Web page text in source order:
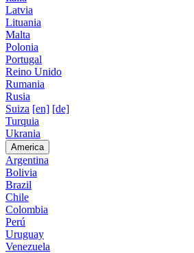
Latvia
Lituania
Malta
Polonia
Portugal
Reino Unido
Rumania
Rusia
Suiza [en] [de]
Turquia
Ukrania
America
Argentina
Bolivia
Brazil
Chile
Colombia
Perú
Uruguay
Venezuela